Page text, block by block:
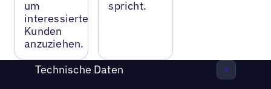
um
interessierte
Kunden
anzuziehen.
spricht.
Technische Daten